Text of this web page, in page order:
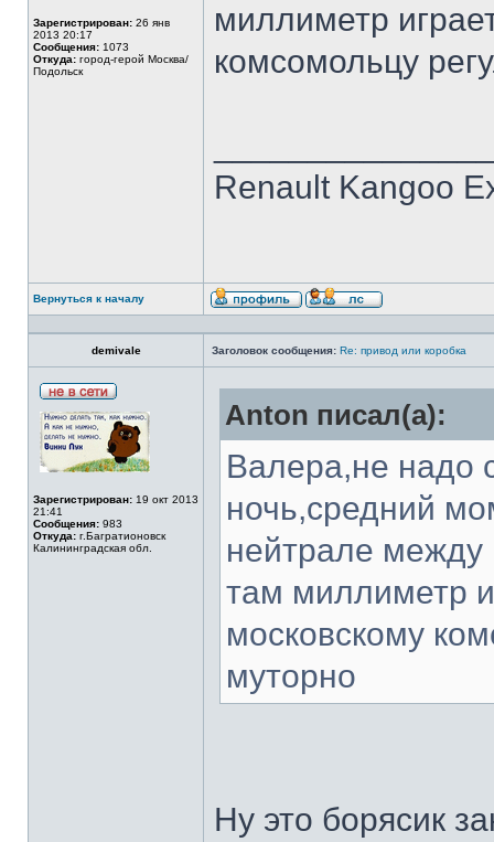
Зарегистрирован: 26 янв
2013 20:17
Сообщения: 1073
Откуда: город-герой Москва/
Подольск
миллиметр
комсомольцу
Renault Kangoo
Вернуться к началу
demivale Заголовок сообщения: Re: привод или коробка
Зарегистрирован: 19 окт 2013
21:41
Сообщения: 983
Откуда: г.Багратионовск
Калининградская обл.
Anton писал(а):
Валера,не надо
ночь,средний
нейтрале между
там миллиметр
московскому
муторно
Ну это борясик